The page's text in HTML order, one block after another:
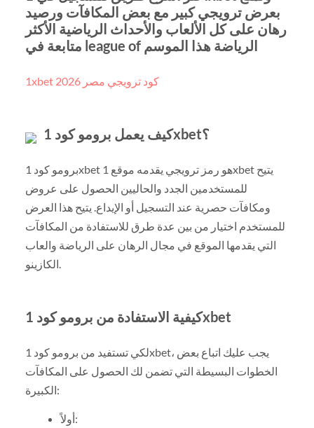
بعرض ترويجي كبير مع بعض المكافآت ورصيد
رهان على كل الألعاب والأحداث الرياضية الأكثر
متابعة في league of الرياضة هذا الموسم
1xbet كود ترويجي مصر 2026
كيف يعمل برومو كود 1xbet؟
برومو كود 1xbet هو رمز ترويجي يقدمه موقع 1xbet يتيح
للمستخدمين الجدد والحاليين الحصول على عروض
ومكافآت حصرية عند التسجيل أو الإيداع. يتيح هذا العرض
للمستخدم اختيار من بين عدة طرق للاستفادة من المكافآت
التي يقدمها الموقع في مجال الرهان على الرياضة والعاب
الكازينو.
كيفية الاستفادة من برومو كود 1xbet
لكي تستفيد من برومو كود 1xbet، يجب عليك اتباع بعض
الخطوات البسيطة التي تضمن لك الحصول على المكافآت
الكبيرة:
أولاً: